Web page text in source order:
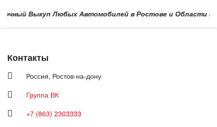
Выкуп Любых Автомобилей в Ростове и Области в
Контакты
Россия, Ростов-на-дону
Группа ВК
+7 (863) 2303333